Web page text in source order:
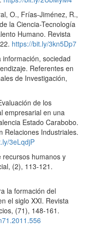
O., Frías-Jiménez, R.,
la Ciencia-Tecnología
Humano. Revista
https://bit.ly/3kn5Dp7
sociedad
Referentes en
de Investigación,
de los
empresarial en una
Estado Carabobo.
Relaciones Industriales.
3eLqdjP
recursos humanos y
(2), 113-121.
la formación del
el siglo XXI. Revista
(71), 148-161.